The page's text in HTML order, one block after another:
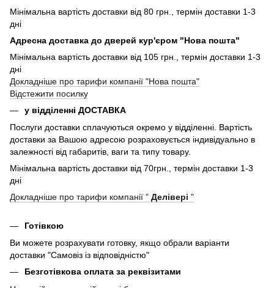
Мінімальна вартість доставки від 80 грн., термін доставки 1-3
дні
Адресна доставка до дверей кур'єром "Нова пошта"
Мінімальна вартість доставки від 105 грн., термін доставки 1-3
дні
Докладніше про тарифи компанії "Нова пошта"
Відстежити посилку
у відділенні ДОСТАВКА
Послуги доставки сплачуються окремо у відділенні. Вартість
доставки за Вашою адресою розраховується індивідуально в
залежності від габаритів, ваги та типу товару.
Мінімальна вартість доставки від 70грн., термін доставки 1-3
дні
Докладніше про тарифи компанії " Делівері "
Готівкою
Ви можете розрахувати готовку, якщо обрали варіанти
доставки "Самовіз із відповідністю"
Безготівкова оплата за реквізитами